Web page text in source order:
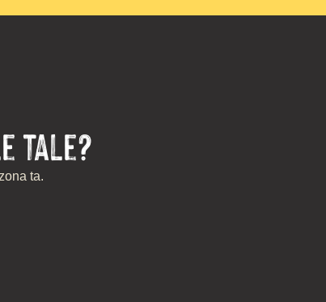
tale?
ta.